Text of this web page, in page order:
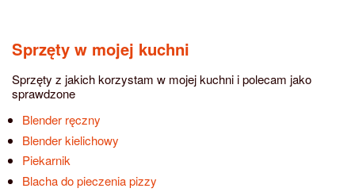
Sprzęty w mojej kuchni
Sprzęty z jakich korzystam w mojej kuchni i polecam jako
sprawdzone
Blender ręczny
Blender kielichowy
Piekarnik
Blacha do pieczenia pizzy